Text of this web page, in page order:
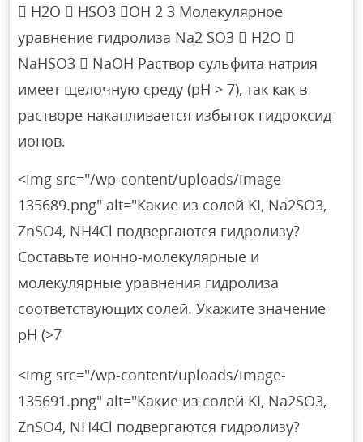
 H2O  HSO3 OH 2 3 Молекулярное
уравнение гидролиза Na2 SO3  H2O 
NaHSO3  NaOH Раствор сульфита натрия
имеет щелочную среду (рН > 7), так как в
растворе накапливается избыток гидроксид-
ионов.
<img src="/wp-content/uploads/image-
135689.png" alt="Какие из солей KI, Na2SO3,
ZnSO4, NH4Cl подвергаются гидролизу?
Составьте ионно-молекулярные и
молекулярные уравнения гидролиза
соответствующих солей. Укажите значение
рН (>7
<img src="/wp-content/uploads/image-
135691.png" alt="Какие из солей KI, Na2SO3,
ZnSO4, NH4Cl подвергаются гидролизу?